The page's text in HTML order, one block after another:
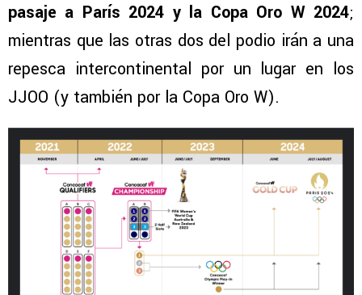
pasaje a París 2024 y la Copa Oro W 2024;
mientras que las otras dos del podio irán a una
repesca intercontinental por un lugar en los
JJOO (y también por la Copa Oro W).